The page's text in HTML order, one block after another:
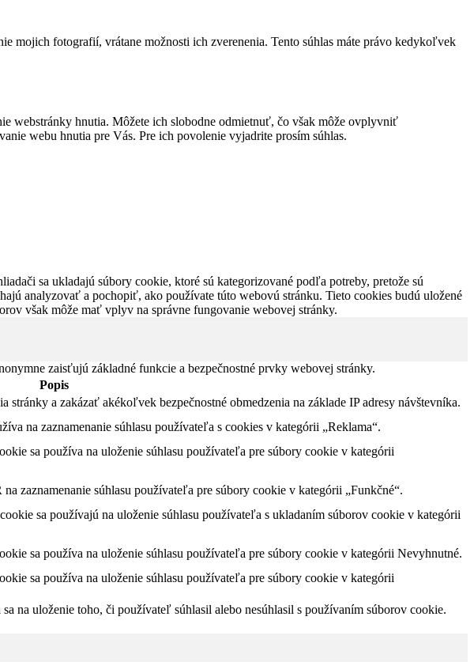
mojich fotografií, vrátane možnosti ich zverenenia. Tento súhlas máte právo kedykoľvek
webstránky hnutia. Môžete ich slobodne odmietnuť, čo však môže ovplyvniť
webu hnutia pre Vás. Pre ich povolenie vyjadrite prosím súhlas.
sa ukladajú súbory cookie, ktoré sú kategorizované podľa potreby, pretože sú
analyzovať a pochopiť, ako používate túto webovú stránku. Tieto cookies budú uložené
však môže mať vplyv na správne fungovanie webovej stránky.
zaisťujú základné funkcie a bezpečnostné prvky webovej stránky.
Popis
a zakázať akékoľvek bezpečnostné obmedzenia na základe IP adresy návštevníka.
na zaznamenanie súhlasu používateľa s cookies v kategórii „Reklama“.
sa používa na uloženie súhlasu používateľa pre súbory cookie v kategórii
zaznamenanie súhlasu používateľa pre súbory cookie v kategórii „Funkčné“.
sa používajú na uloženie súhlasu používateľa s ukladaním súborov cookie v kategórii
sa používa na uloženie súhlasu používateľa pre súbory cookie v kategórii Nevyhnutné.
sa používa na uloženie súhlasu používateľa pre súbory cookie v kategórii
na uloženie toho, či používateľ súhlasil alebo nesúhlasil s používaním súborov cookie.